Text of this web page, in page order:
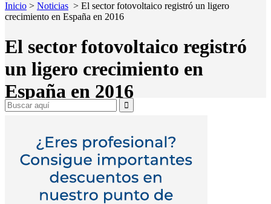
Inicio > Noticias > El sector fotovoltaico registró un ligero
crecimiento en España en 2016
El sector fotovoltaico registró
un ligero crecimiento en
España en 2016
Search
for: